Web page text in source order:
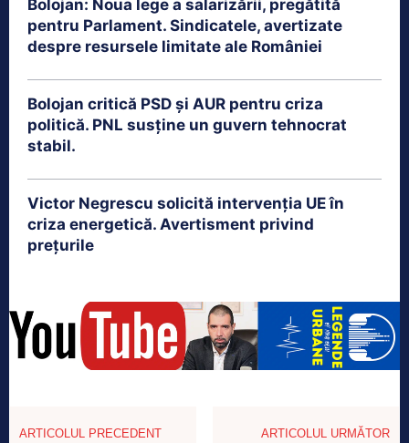
Bolojan: Noua lege a salarizării, pregătită
pentru Parlament. Sindicatele, avertizate
despre resursele limitate ale României
Bolojan critică PSD și AUR pentru criza
politică. PNL susține un guvern tehnocrat
stabil.
Victor Negrescu solicită intervenția UE în
criza energetică. Avertisment privind
prețurile
ARTICOLUL PRECEDENT ARTICOLUL URMĂTOR